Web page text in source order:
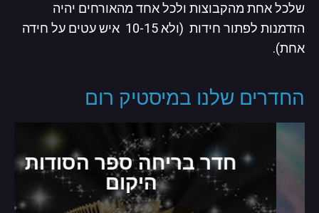
שלכל אחת מהקבוצות ולכל אחד מהאורחים יהיה
הזדמנות לפתור חידות (ולא 10-15 איש עטים על חידה
אחת).
החדרים שלנו במיסטיק רום
חדר בריחה ספר הסודות
היקום